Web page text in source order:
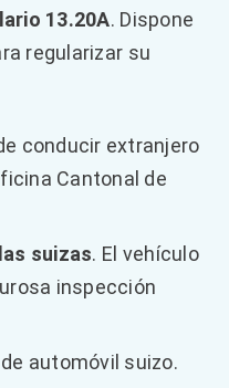
13.20A. Dispone
regularizar su
conducir extranjero
Cantonal de
suizas. El vehículo
inspección
automóvil suizo.